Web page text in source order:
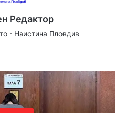
Редактор
- Наистина Пловдив